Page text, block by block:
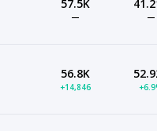
57.5K
— —
56.8K
+14,846